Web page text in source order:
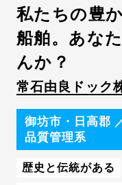
私たちの豊
船舶。あな
んか？
常石由良ドック
御坊市・日高郡
品質管理系
歴史と伝統がある